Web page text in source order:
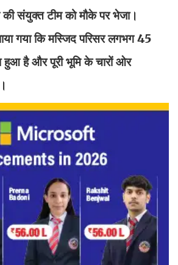
की संयुक्त टीम को मौके पर भेजा।
गया कि मस्जिद परिसर लगभग 45
हुआ है और पूरी भूमि के चारों ओर